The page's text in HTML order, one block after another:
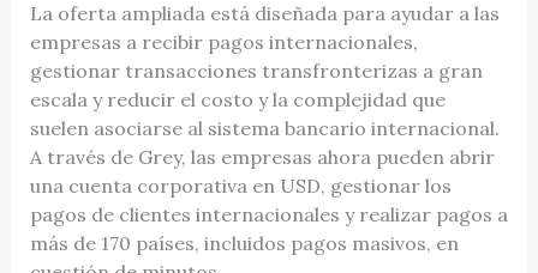
La oferta ampliada está diseñada para ayudar a las
empresas a recibir pagos internacionales,
gestionar transacciones transfronterizas a gran
escala y reducir el costo y la complejidad que
suelen asociarse al sistema bancario internacional.
A través de Grey, las empresas ahora pueden abrir
una cuenta corporativa en USD, gestionar los
pagos de clientes internacionales y realizar pagos a
más de 170 países, incluidos pagos masivos, en